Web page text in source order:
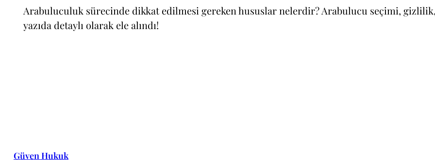
Arabuluculuk sürecinde dikkat edilmesi gereken hususlar nelerdir? Arabulucu seçimi, gizlilik,
yazıda detaylı olarak ele alındı!
Güven Hukuk